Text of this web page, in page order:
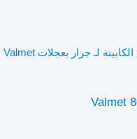
عتبة باب الكابينة لـ جرار بعجلات Valmet